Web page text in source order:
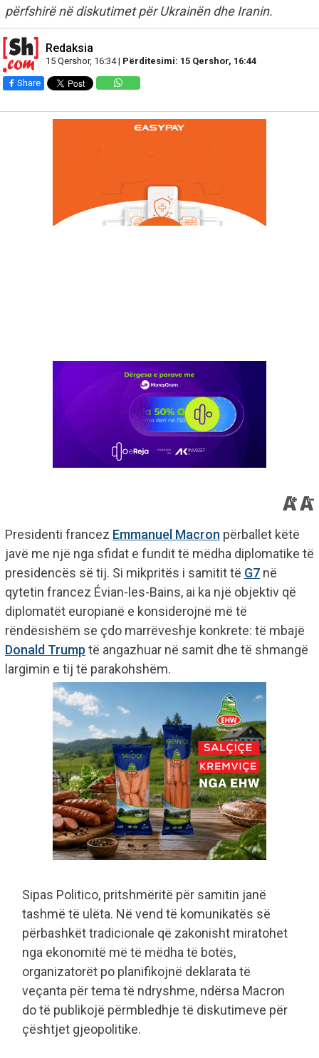
përfshirë në diskutimet për Ukrainën dhe Iranin.
Redaksia
15 Qershor, 16:34 | Përditesimi: 15 Qershor, 16:44
Share
Presidenti francez Emmanuel Macron përballet këtë
javë me një nga sfidat e fundit të mëdha diplomatike të
presidencës së tij. Si mikpritës i samitit të G7 në
qytetin francez Évian-les-Bains, ai ka një objektiv që
diplomatët europianë e konsiderojnë më të
rëndësishëm se çdo marrëveshje konkrete: të mbajë
Donald Trump të angazhuar në samit dhe të shmangë
largimin e tij të parakohshëm.
Sipas Politico, pritshmëritë për samitin janë
tashmë të ulëta. Në vend të komunikatës së
përbashkët tradicionale që zakonisht miratohet
nga ekonomitë më të mëdha të botës,
organizatorët po planifikojnë deklarata të
veçanta për tema të ndryshme, ndërsa Macron
do të publikojë përmbledhje të diskutimeve për
çështjet gjeopolitike.